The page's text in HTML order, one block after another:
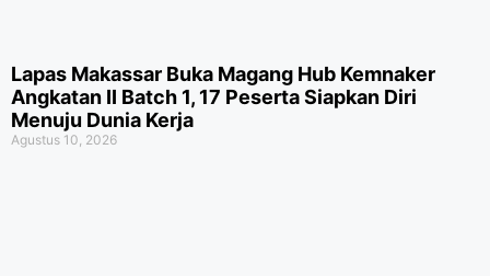
Lapas Makassar Buka Magang Hub Kemnaker
Angkatan II Batch 1, 17 Peserta Siapkan Diri
Menuju Dunia Kerja
Agustus 10, 2026